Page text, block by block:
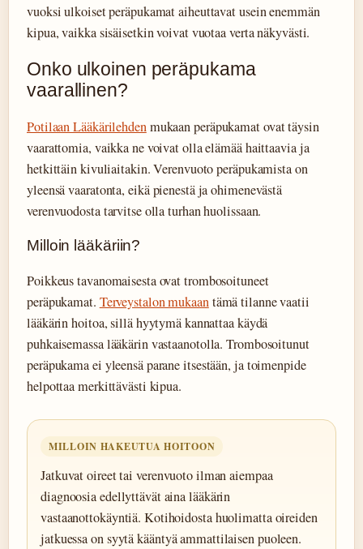
vuoksi ulkoiset peräpukamat aiheuttavat usein enemmän
kipua, vaikka sisäisetkin voivat vuotaa verta näkyvästi.
Onko ulkoinen peräpukama
vaarallinen?
Potilaan Lääkärilehdenmukaan peräpukamat ovat täysin
vaarattomia, vaikka ne voivat olla elämää haittaavia ja
hetkittäin kivuliaitakin. Verenvuoto peräpukamista on
yleensä vaaratonta, eikä pienestä ja ohimenevästä
verenvuodosta tarvitse olla turhan huolissaan.
Milloin lääkäriin?
Poikkeus tavanomaisesta ovat trombosoituneet
peräpukamat. Terveystalon mukaantämä tilanne vaatii
lääkärin hoitoa, sillä hyytymä kannattaa käydä
puhkaisemassa lääkärin vastaanotolla. Trombosoitunut
peräpukama ei yleensä parane itsestään, ja toimenpide
helpottaa merkittävästi kipua.
MILLOIN HAKEUTUA HOITOON
Jatkuvat oireet tai verenvuoto ilman aiempaa
diagnoosia edellyttävät aina lääkärin
vastaanottokäyntiä. Kotihoidosta huolimatta oireiden
jatkuessa on syytä kääntyä ammattilaisen puoleen.